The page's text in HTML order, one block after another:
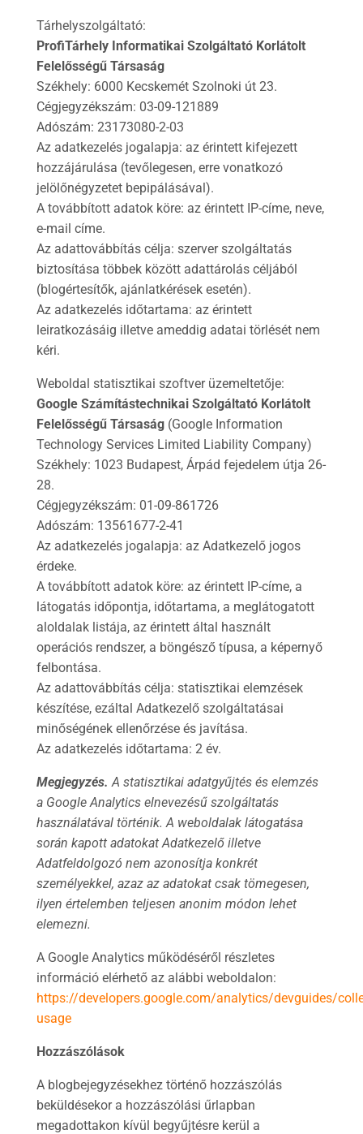
Tárhelyszolgáltató:
ProfiTárhely Informatikai Szolgáltató Korlátolt
Felelősségű Társaság
Székhely: 6000 Kecskemét Szolnoki út 23.
Cégjegyzékszám: 03-09-121889
Adószám: 23173080-2-03
Az adatkezelés jogalapja: az érintett kifejezett
hozzájárulása (tevőlegesen, erre vonatkozó
jelölőnégyzetet bepipálásával).
A továbbított adatok köre: az érintett IP-címe, neve,
e-mail címe.
Az adattovábbítás célja: szerver szolgáltatás
biztosítása többek között adattárolás céljából
(blogértesítők, ajánlatkérések esetén).
Az adatkezelés időtartama: az érintett
leiratkozásáig illetve ameddig adatai törlését nem
kéri.
Weboldal statisztikai szoftver üzemeltetője:
Google Számítástechnikai Szolgáltató Korlátolt
Felelősségű Társaság(Google Information
Technology Services Limited Liability Company)
Székhely: 1023 Budapest, Árpád fejedelem útja 26-
28.
Cégjegyzékszám: 01-09-861726
Adószám: 13561677-2-41
Az adatkezelés jogalapja: az Adatkezelő jogos
érdeke.
A továbbított adatok köre: az érintett IP-címe, a
látogatás időpontja, időtartama, a meglátogatott
aloldalak listája, az érintett által használt
operációs rendszer, a böngésző típusa, a képernyő
felbontása.
Az adattovábbítás célja: statisztikai elemzések
készítése, ezáltal Adatkezelő szolgáltatásai
minőségének ellenőrzése és javítása.
Az adatkezelés időtartama: 2 év.
Megjegyzés. A statisztikai adatgyűjtés és elemzés
a Google Analytics elnevezésű szolgáltatás
használatával történik. A weboldalak látogatása
során kapott adatokat Adatkezelő illetve
Adatfeldolgozó nem azonosítja konkrét
személyekkel, azaz az adatokat csak tömegesen,
ilyen értelemben teljesen anonim módon lehet
elemezni.
A Google Analytics működéséről részletes
információ elérhető az alábbi weboldalon:
https://developers.google.com/analytics/devguides/
usage
Hozzászólások
A blogbejegyzésekhez történő hozzászólás
beküldésekor a hozzászólási űrlapban
megadottakon kívül begyűjtésre kerül a